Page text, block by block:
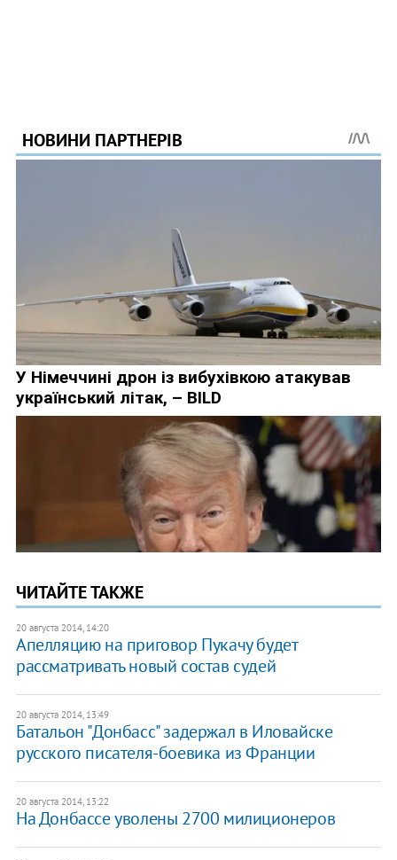
ЧИТАЙТЕ ТАКЖЕ
20 августа 2014, 14:20
Апелляцию на приговор Пукачу будет
рассматривать новый состав судей
20 августа 2014, 13:49
Батальон "Донбасс" задержал в Иловайске
русского писателя-боевика из Франции
20 августа 2014, 13:22
На Донбассе уволены 2700 милиционеров